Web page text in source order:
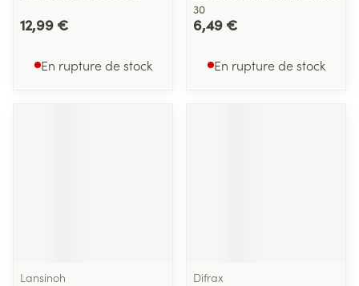
12,99 €
En rupture de stock
30
6,49 €
En rupture de stock
Lansinoh
Difrax